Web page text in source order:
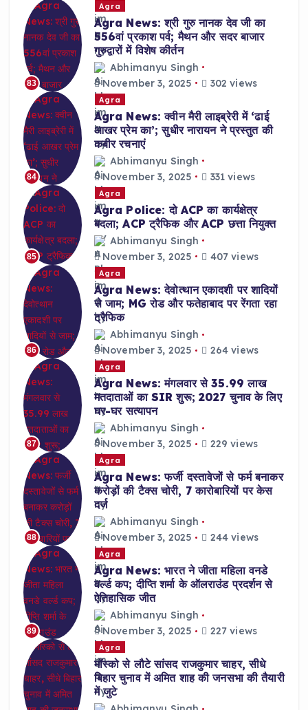
83
Agra
Agra News: श्री गुरु नानक देव जी का
556वां प्रकाश पर्व; मैथन और सदर बाजार
गुरुद्वारों में विशेष कीर्तन
Abhimanyu Singh
November 3, 2025
302 views
84
Agra
Agra News: क्वीन मैरी लाइब्रेरी में ‘ढाई
आखर प्रेम का’; सुधीर नारायन ने प्रस्तुत की
कबीर रचनाएं
Abhimanyu Singh
November 3, 2025
331 views
85
Agra
Agra Police: दो ACP का कार्यक्षेत्र
बदला; ACP ट्रैफिक और ACP छत्ता नियुक्त
Abhimanyu Singh
November 3, 2025
407 views
86
Agra
Agra News: देवोत्थान एकादशी पर शादियों
से जाम; MG रोड और फतेहाबाद पर रेंगता रहा
ट्रैफिक
Abhimanyu Singh
November 3, 2025
264 views
87
Agra
Agra News: मंगलवार से 35.99 लाख
मतदाताओं का SIR शुरू; 2027 चुनाव के लिए
घर-घर सत्यापन
Abhimanyu Singh
November 3, 2025
229 views
88
Agra
Agra News: फर्जी दस्तावेजों से फर्म बनाकर
करोड़ों की टैक्स चोरी, 7 कारोबारियों पर केस
दर्ज
Abhimanyu Singh
November 3, 2025
244 views
89
Agra
Agra News: भारत ने जीता महिला वनडे
वर्ल्ड कप; दीप्ति शर्मा के ऑलराउंड प्रदर्शन से
ऐतिहासिक जीत
Abhimanyu Singh
November 3, 2025
227 views
Agra
मॉस्को से लौटे सांसद राजकुमार चाहर, सीधे
बिहार चुनाव में अमित शाह की जनसभा की तैयारी
में जुटे